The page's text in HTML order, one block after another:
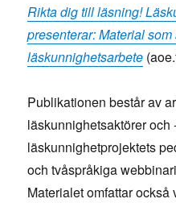
Rikta dig till läsning!
presenterar: Material som
läskunnighetsarbete
Publikationen består av
läskunnighetsaktörer
läskunnighetprojektets
och tvåspråkiga
Materialet omfattar